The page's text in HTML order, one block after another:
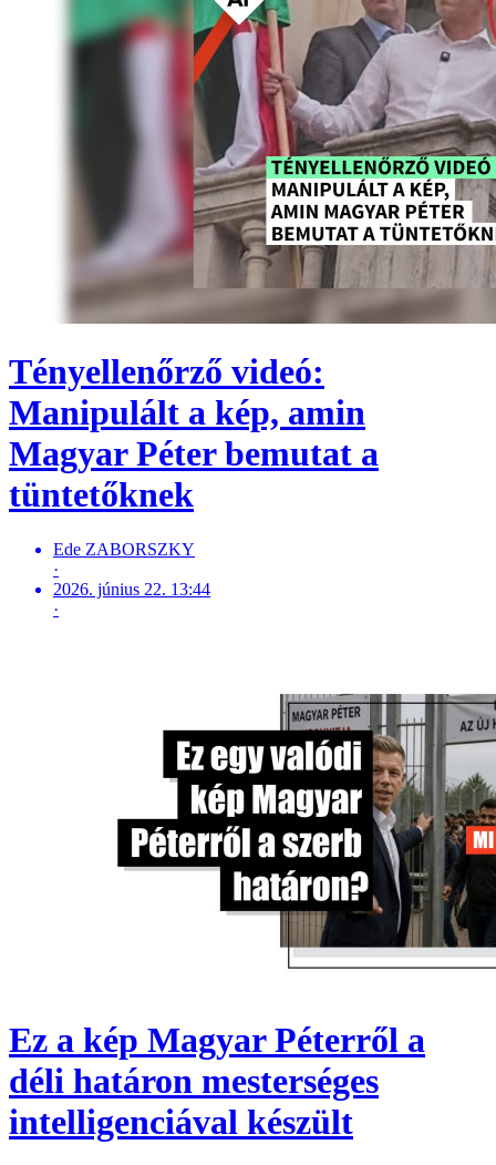
Tényellenőrző videó:
Manipulált a kép, amin
Magyar Péter bemutat a
tüntetőknek
Ede ZABORSZKY
·
2026. június 22. 13:44
·
Ez a kép Magyar Péterről a
déli határon mesterséges
intelligenciával készült